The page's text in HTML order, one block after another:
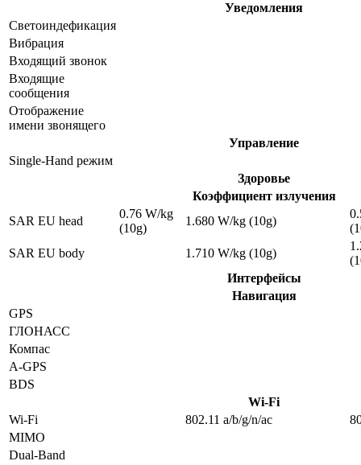
Уведомления
Светоиндефикация
Вибрация
Входящий звонок
Входящие
сообщения
Отображение
имени звонящего
Управление
Single-Hand режим
Здоровье
Коэффициент излучения
SAR EU head
0.76 W/kg
(10g)
1.680 W/kg (10g)
SAR EU body
1.710 W/kg (10g)
Интерфейсы
Навигация
GPS
ГЛОНАСС
Компас
A-GPS
BDS
Wi-Fi
Wi-Fi
802.11 a/b/g/n/ac
MIMO
Dual-Band